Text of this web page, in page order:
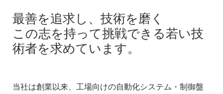
最善を追求し、技術を磨く
この志を持って挑戦できる若い技
術者を求めています。
当社は創業以来、工場向けの自動化システム・制御盤